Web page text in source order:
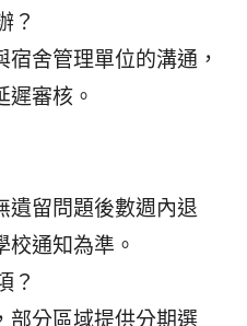
？
宿舍管理單位的溝通，
遲審核。
遺留問題後數週內退
校通知為準。
？
部分區域提供分期選